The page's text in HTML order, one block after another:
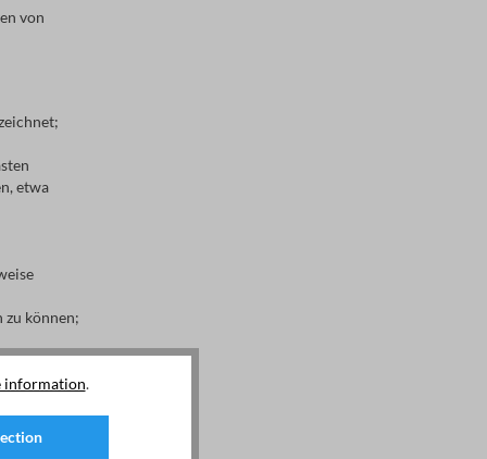
von
etwa
können;
sind
zum
information.